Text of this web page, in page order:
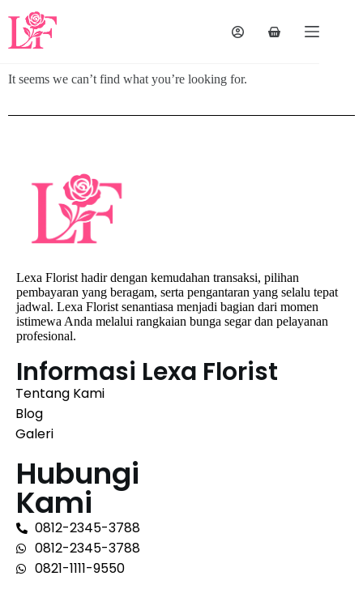
It seems we can’t find what you’re looking for.
Lexa Florist hadir dengan kemudahan transaksi, pilihan
pembayaran yang beragam, serta pengantaran yang selalu tepat
jadwal. Lexa Florist senantiasa menjadi bagian dari momen
istimewa Anda melalui rangkaian bunga segar dan pelayanan
profesional.
Informasi Lexa Florist
Tentang Kami
Blog
Galeri
Hubungi
Kami
0812-2345-3788
0812-2345-3788
0821-1111-9550